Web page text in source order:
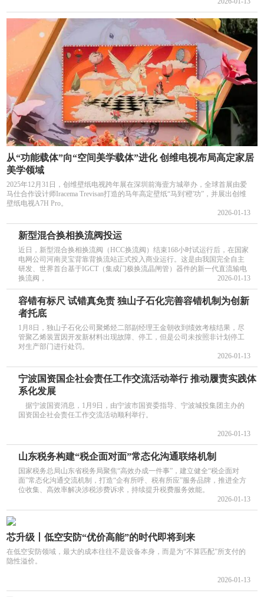
从“功能载体”向“空间美学载体”进化 创维电视布局高定家居
美学领域
2025年12月31日，创维壁纸电视跨年展在深圳前海壹方城举办，全球首展由爱
马仕合作设计师Iracema Trevisan打造的马年高定壁纸“马到'橙'功”，并展出创维
壁纸电视A7H Pro。
2026-01-13
新型混合换相换流阀投运
近日，新型混合换相换流阀（HCC换流阀）结束168小时试运行后，在国家
电网公司河南灵宝背靠背换流站正式投入商业运行。这是由我国完全自主
研发、世界首台基于IGCT（集成门极换流晶闸管）器件的新一代直流输电
换流阀，
2026-01-13
容错有标尺 试错真免责 独山子石化完善容错机制为创新
者托底
1月8日，独山子石化公司聚烯烃二部副经理王金朝收到绩效考核结果，尽
管聚乙烯装置因开发新材料出现故障、停工，但是公司未按照非计划停工
对生产部门进行处罚。
2026-01-13
宁波国资国企社会责任工作交流活动举行 推动履责实践体
系化发展
据宁波国资消息，1月9日，由宁波市国资委指导、宁波城投集团主办的
国资国企社会责任工作交流活动顺利举行。
2026-01-13
山东税务构建“税企面对面”常态化沟通联络机制
国家税务总局山东省税务局聚焦“高效办成一件事”，建立健全“税企面对
面”常态化沟通交流机制，打造“企有所呼、税有所应”服务品牌，推进全方
位收集、高效率解决涉税涉费诉求，持续提升税费服务效能。
2026-01-13
芯升级丨低空安防“优价高能”的时代即将到来
在低空安防领域，最大的成本往往不是设备本身，而是为“不算匹配”所支付的
隐性溢价。
2026-01-13